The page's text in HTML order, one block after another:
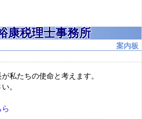
康税理士事務所
案内板
私たちの使命と考えます。
。